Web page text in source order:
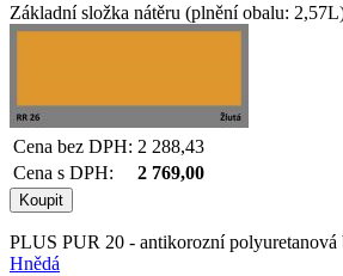
Základní složka nátěru (plnění obalu:
Cena bez DPH: 2 288,43
Cena s DPH:
2 769,00
PLUS PUR 20 - antikorozní polyuretanová
Hnědá